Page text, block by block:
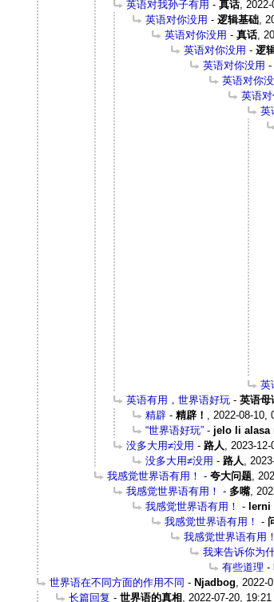
英语对我孙子有用 - 真话
英语对你没用 - 逻辑基础
英语对你没用 - 真话
英语对你没用 - 逻
英语对你没用 -
英语对你
英语
英
英
英语有用，世界语好玩 - 英语母
精辟 - 精辟！
2022-08-10,
“世界语好玩” - jelo li alasa
没多大用≠没用 - 路人
2023-12-
没多大用≠没用 - 路人
我感觉世界语有用！ - 夸大问题
我感觉世界语有用！ - 多嘴,
我感觉世界语有用！ - lerni
我感觉世界语有用！ -
我感觉世界语有用！
我来告诉你为
有些道理 -
世界语在不同方面的作用不同 - Njadbog
2022-
长篇回复 - 世界语的真相 2022-07-20, 19:21